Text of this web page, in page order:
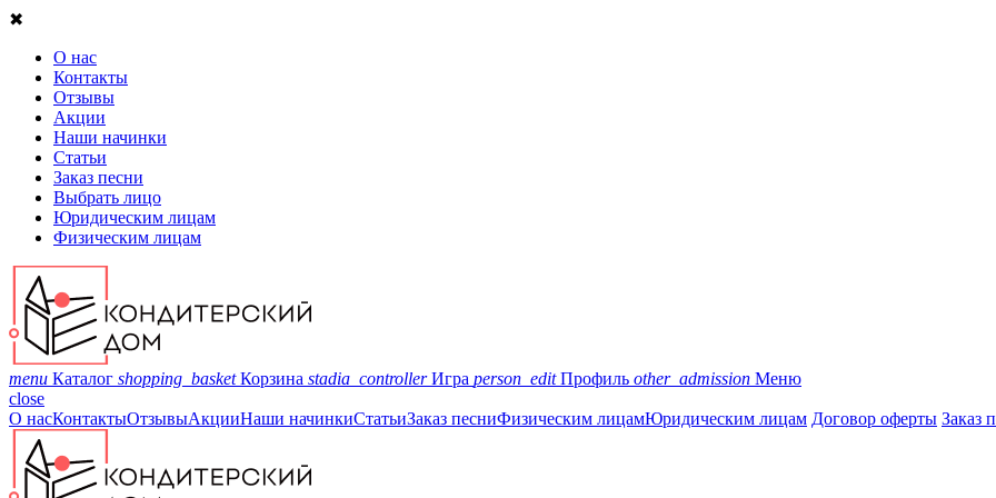
✖
О нас
Контакты
Отзывы
Акции
Наши начинки
Статьи
Заказ песни
Выбрать лицо
Юридическим лицам
Физическим лицам
menu Каталог shopping_basket Корзина stadia_controller Игра person_edit Профиль other_admission Меню
close
О насКонтактыОтзывыАкцииНаши начинкиСтатьиЗаказ песниФизическим лицамЮридическим лицам Договор оферты Заказ